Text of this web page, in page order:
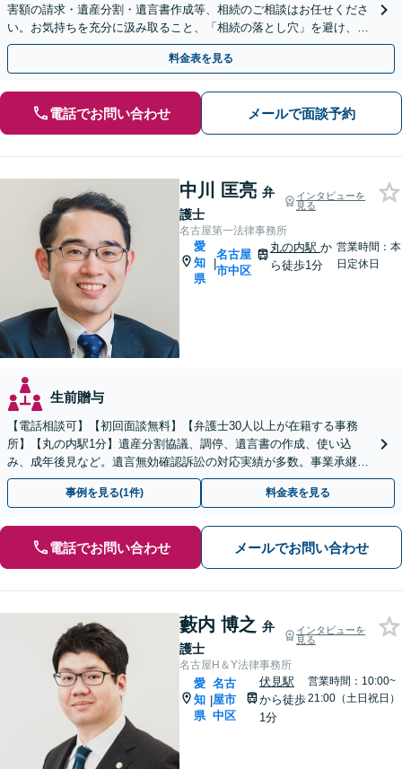
害額の請求・遺産分割・遺言書作成等、相続のご相談はお任せくださ
い。お気持ちを充分に汲み取ること、「相続の落とし穴」を避け、あ
らゆる可能性を把握することで最良の解決を目指します。
料金表を見る
電話でお問い合わせ メールで面談予約
中川 匡亮 弁
護士
インタビューを
見る
名古屋第一法律事務所
愛
知
県
|
名古屋
市中区
丸の内駅か
ら徒歩1分
営業時間：本
日定休日
生前贈与
【電話相談可】【初回面談無料】【弁護士30人以上が在籍する事務
所】【丸の内駅1分】遺産分割協議、調停、遺言書の作成、使い込
み、成年後見など。遺言無効確認訴訟の対応実績が多数。事業承継に
関するご相談にも対応できます
事例を見る(1件) 料金表を見る
電話でお問い合わせ メールでお問い合わせ
藪内 博之 弁
護士
インタビューを
見る
名古屋H＆Y法律事務所
愛
知
県
|
名古
屋市
中区
伏見駅
から徒歩
1分
営業時間：10:00~
21:00（土日祝日）